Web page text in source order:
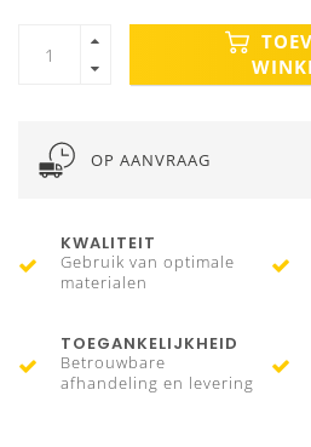
OP AANVRAAG
KWALITEIT
Gebruik van optimale
materialen
TOEGANKELIJKHEID
Betrouwbare
afhandeling en levering